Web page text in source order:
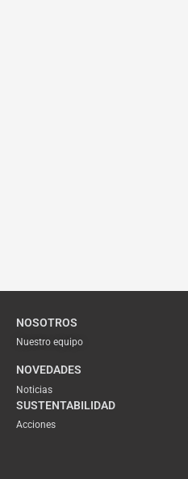
NOSOTROS
Nuestro equipo
NOVEDADES
Noticias
SUSTENTABILIDAD
Acciones